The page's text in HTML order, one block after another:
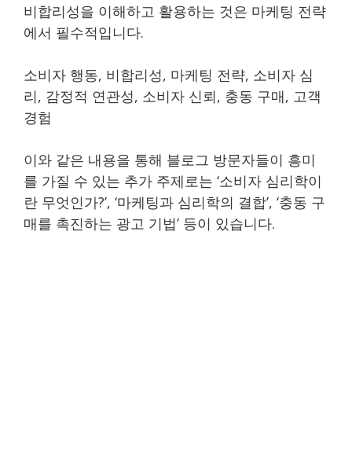
비합리성을 이해하고 활용하는 것은 마케팅 전략
에서 필수적입니다.
소비자 행동, 비합리성, 마케팅 전략, 소비자 심
리, 감정적 연관성, 소비자 신뢰, 충동 구매, 고객
경험
이와 같은 내용을 통해 블로그 방문자들이 흥미
를 가질 수 있는 추가 주제로는 ‘소비자 심리학이
란 무엇인가?’, ‘마케팅과 심리학의 결합’, ‘충동 구
매를 촉진하는 광고 기법’ 등이 있습니다.